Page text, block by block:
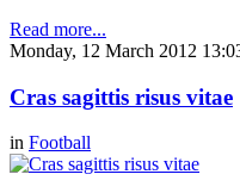
Read more...
Monday, 12 March 2012
Cras sagittis risus vitae
in Football